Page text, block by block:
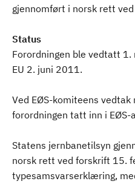
gjennomført i norsk rett
Status
Forordningen ble vedtatt
EU 2. juni 2011.
Ved EØS-komiteens
forordningen tatt inn i
Statens jernbanetilsyn
norsk rett ved forskrift 15.
typesamsvarserklæring,